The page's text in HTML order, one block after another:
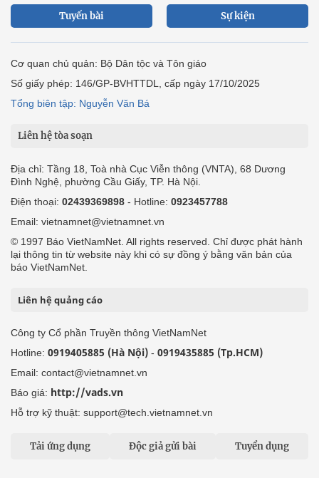
Tuyến bài Sự kiện
Cơ quan chủ quản: Bộ Dân tộc và Tôn giáo
Số giấy phép: 146/GP-BVHTTDL, cấp ngày 17/10/2025
Tổng biên tập: Nguyễn Văn Bá
Liên hệ tòa soạn
Địa chỉ: Tầng 18, Toà nhà Cục Viễn thông (VNTA), 68 Dương
Đình Nghệ, phường Cầu Giấy, TP. Hà Nội.
Điện thoại: 02439369898 - Hotline: 0923457788
Email: vietnamnet@vietnamnet.vn
© 1997 Báo VietNamNet. All rights reserved. Chỉ được phát hành
lại thông tin từ website này khi có sự đồng ý bằng văn bản của
báo VietNamNet.
Liên hệ quảng cáo
Công ty Cổ phần Truyền thông VietNamNet
Hotline: 0919405885 (Hà Nội) - 0919435885 (Tp.HCM)
Email: contact@vietnamnet.vn
Báo giá: http://vads.vn
Hỗ trợ kỹ thuật: support@tech.vietnamnet.vn
Tải ứng dụng Độc giả gửi bài Tuyển dụng